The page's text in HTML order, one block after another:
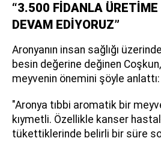
“3.500 FİDANLA
DEVAM EDİYORUZ”
Aronyanın insan sağlığı
besin değerine değinen
meyvenin önemini şöyle anlattı:
"Aronya tıbbi aromatik bir
kıymetli. Özellikle kanser
tükettiklerinde belirli bir süre